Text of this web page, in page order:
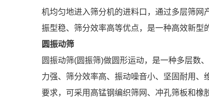
机均匀地进入筛分机的进料口，通过多层筛网
振型稳、筛分效率高等优点，是一种高效新型
圆振动筛
圆振动筛(圆振筛)做圆形运动，是一种多层数
力强、筛分效率高、振动噪音小、坚固耐用
要求，可采用高锰钢编织筛网、冲孔筛板和